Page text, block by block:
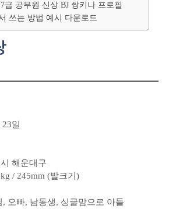
급 공무원 신상 BJ 쌍키나 프로필
쓰는 방법 예시 다운로드
일
해운대구
/ 245mm (발크기)
, 오빠, 남동생, 싱글맘으로 아들